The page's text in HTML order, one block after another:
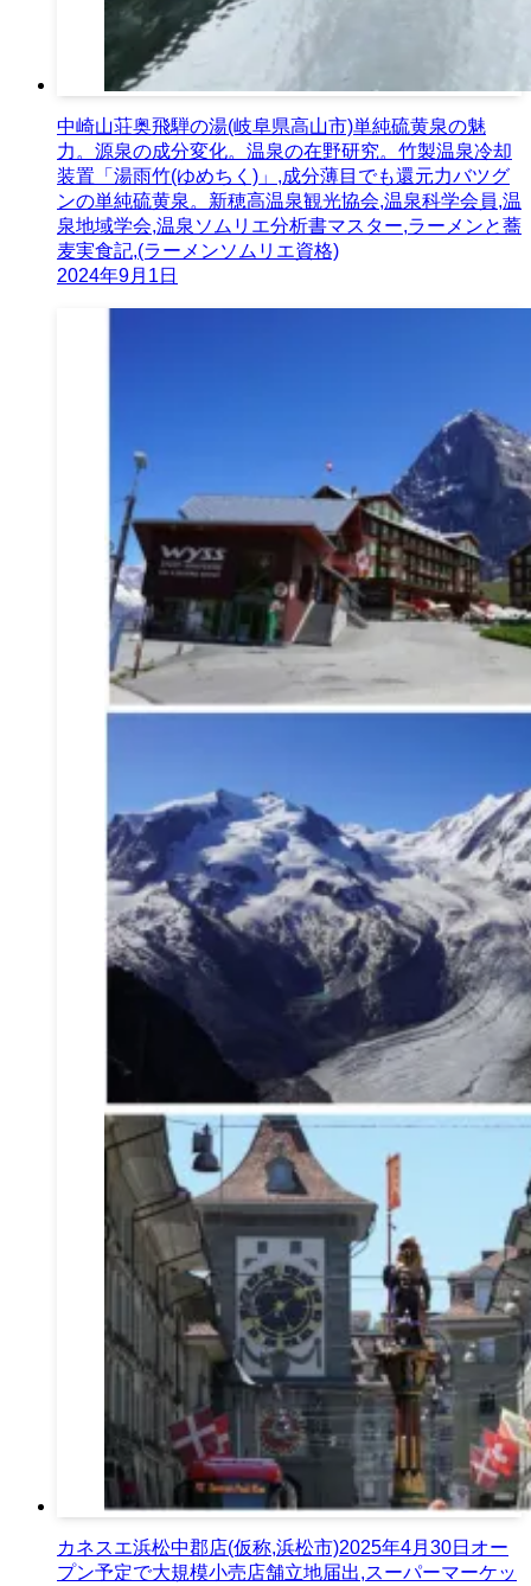
中崎山荘奥飛騨の湯(岐阜県高山市)単純硫黄泉の魅
力。源泉の成分変化。温泉の在野研究。竹製温泉冷却
装置「湯雨竹(ゆめちく)」,成分薄目でも還元力バツグ
ンの単純硫黄泉。新穂高温泉観光協会,温泉科学会員,温
泉地域学会,温泉ソムリエ分析書マスター,ラーメンと蕎
麦実食記,(ラーメンソムリエ資格)
2024年9月1日
カネスエ浜松中郡店(仮称,浜松市)2025年4月30日オー
プン予定で大規模小売店舗立地届出,スーパーマーケッ